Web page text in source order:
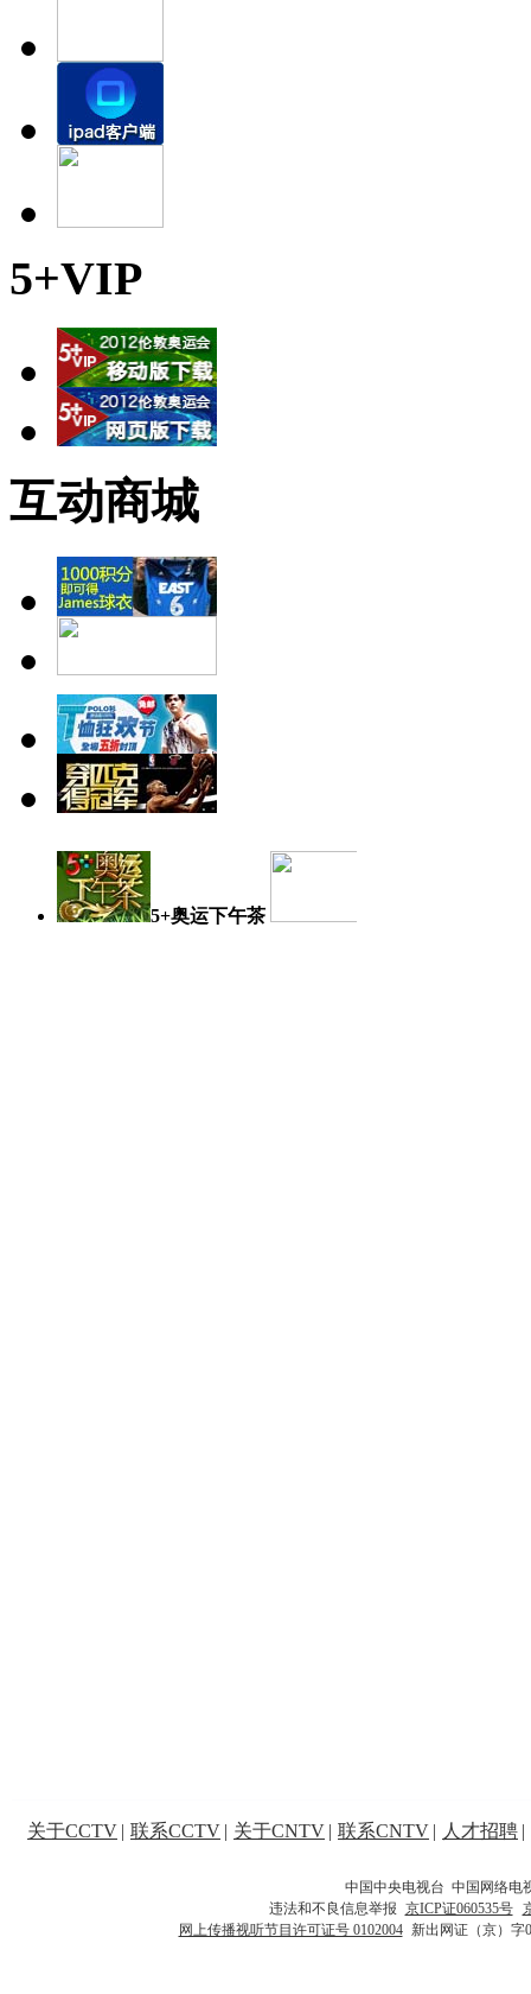
5+VIP
互动商城
5+奥运下午茶
关于CCTV | 联系CCTV | 关于CNTV | 联系CNTV | 人才招聘 |
中国中央电视台 中国网络电
违法和不良信息举报 京ICP证060535号
网上传播视听节目许可证号 0102004 新出网证（京）